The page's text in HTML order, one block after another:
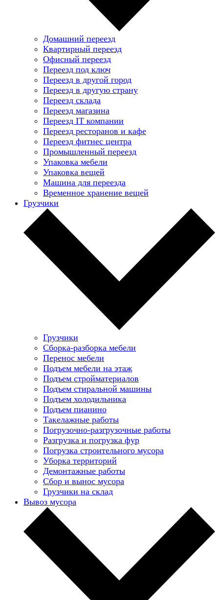
Домашний переезд
Квартирный переезд
Офисный переезд
Переезд под ключ
Переезд в другой город
Переезд в другую страну
Переезд склада
Переезд магазина
Переезд IT компании
Переезд ресторанов и кафе
Переезд фитнес центра
Промышленный переезд
Упаковка мебели
Упаковка вещей
Машина для переезда
Временное хранение вещей
Грузчики
Грузчики
Сборка-разборка мебели
Перенос мебели
Подъем мебели на этаж
Подъем стройматериалов
Подъем стиральной машины
Подъем холодильника
Подъем пианино
Такелажные работы
Погрузочно-разгрузочные работы
Разгрузка и погрузка фур
Погрузка строительного мусора
Уборка территорий
Демонтажные работы
Сбор и вынос мусора
Грузчики на склад
Вывоз мусора